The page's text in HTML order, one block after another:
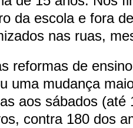
da escola e fora
nas ruas,
reformas de
uma mudança
aos sábados (até
contra 180 dos